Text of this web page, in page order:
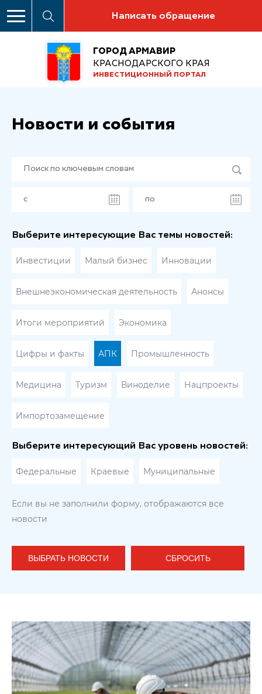
Написать обращение
ГОРОД АРМАВИР
КРАСНОДАРСКОГО КРАЯ
ИНВЕСТИЦИОННЫЙ ПОРТАЛ
Новости и события
Выберите интересующие Вас темы новостей:
Инвестиции Малый бизнес Инновации
Внешнеэкономическая деятельность Анонсы
Итоги мероприятий Экономика
Цифры и факты АПК Промышленность
Медицина Туризм Виноделие Нацпроекты
Импортозамещение
Выберите интересующий Вас уровень новостей:
Федеральные Краевые Муниципальные
Если вы не заполнили форму, отображаются все
новости
ВЫБРАТЬ НОВОСТИ СБРОСИТЬ